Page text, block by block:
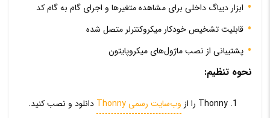
ابزار دیباگ داخلی برای مشاهده متغیرها و اجرای گام به گام کد
قابلیت تشخیص خودکار میکروکنترلر متصل شده
پشتیبانی از نصب ماژول‌های میکروپایتون
نحوه تنظیم:
Thonny را از وب‌سایت رسمی Thonny
دانلود و نصب کنید.